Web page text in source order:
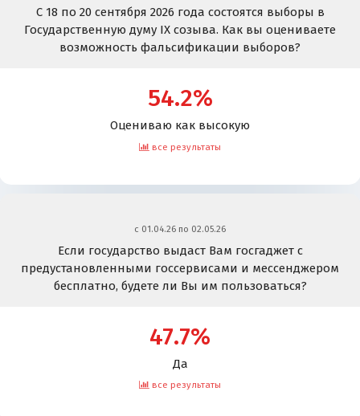
С 18 по 20 сентября 2026 года состоятся выборы в
Государственную думу IX созыва. Как вы оцениваете
возможность фальсификации выборов?
54.2%
Оцениваю как высокую
все результаты
c 01.04.26 по 02.05.26
Если государство выдаст Вам госгаджет с
предустановленными госсервисами и мессенджером
бесплатно, будете ли Вы им пользоваться?
47.7%
Да
все результаты